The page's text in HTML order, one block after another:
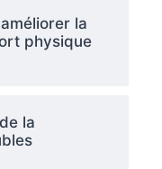
la
physique
la